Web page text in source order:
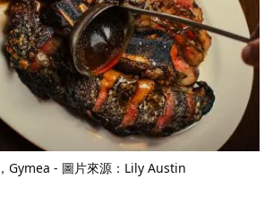
，Gymea - 圖片來源：Lily Austin